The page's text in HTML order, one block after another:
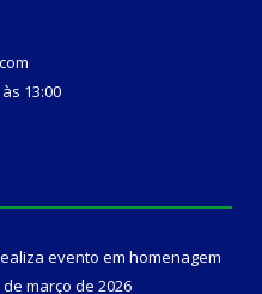
13:00
evento em homenagem
de março de 2026